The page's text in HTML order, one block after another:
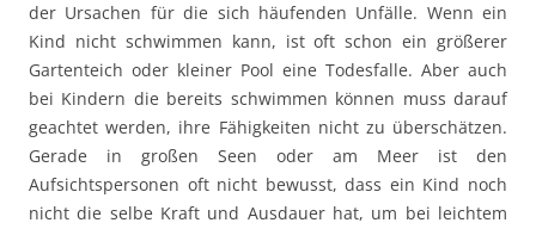
der Ursachen für die sich häufenden Unfälle. Wenn ein
Kind nicht schwimmen kann, ist oft schon ein größerer
Gartenteich oder kleiner Pool eine Todesfalle. Aber auch
bei Kindern die bereits schwimmen können muss darauf
geachtet werden, ihre Fähigkeiten nicht zu überschätzen.
Gerade in großen Seen oder am Meer ist den
Aufsichtspersonen oft nicht bewusst, dass ein Kind noch
nicht die selbe Kraft und Ausdauer hat, um bei leichtem